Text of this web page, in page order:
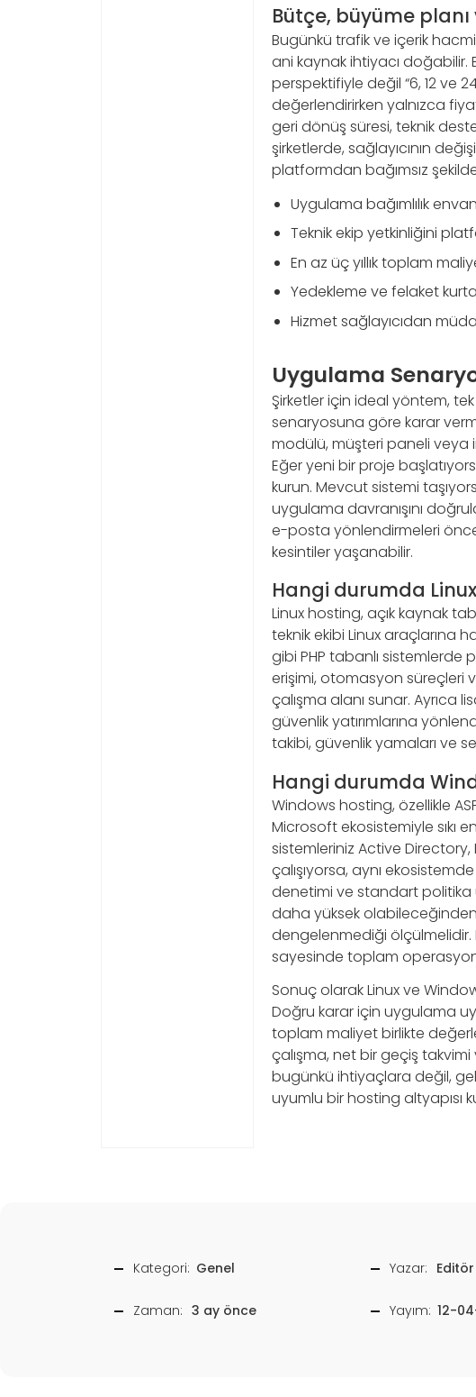
Bütçe, büyüme
Bugünkü trafik ve içerik
ani kaynak ihtiyacı doğabilir.
perspektifiyle değil “6, 12 ve
değerlendirirken yalnızca
geri dönüş süresi, teknik
şirketlerde, sağlayıcının
platformdan bağımsız
Uygulama bağımlılık
Teknik ekip yetkinliğini
En az üç yıllık toplam
Yedekleme ve felaket
Hizmet sağlayıcıdan
Uygulama
Şirketler için ideal yöntem,
senaryosuna göre karar
modülü, müşteri paneli veya
Eğer yeni bir proje
kurun. Mevcut sistemi
uygulama davranışını
e-posta yönlendirmeleri
kesintiler yaşanabilir.
Hangi durumda
Linux hosting, açık kaynak
teknik ekibi Linux araçlarına
gibi PHP tabanlı sistemlerde
erişimi, otomasyon süreçleri
çalışma alanı sunar. Ayrıca
güvenlik yatırımlarına
takibi, güvenlik yamaları ve
Hangi durumda
Windows hosting, özellikle
Microsoft ekosistemiyle sıkı
sistemleriniz Active
çalışıyorsa, aynı
denetimi ve standart politika
daha yüksek
dengelenmediği ölçülmelidir.
sayesinde toplam
Sonuç olarak Linux ve
Doğru karar için uygulama
toplam maliyet birlikte
çalışma, net bir geçiş takvimi
bugünkü ihtiyaçlara değil,
uyumlu bir hosting altyapısı
Kategori: Genel Yazar: Editör
Zaman: 3 ay önce Yayım: 12-